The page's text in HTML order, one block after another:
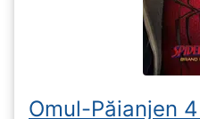
Omul-Păianjen